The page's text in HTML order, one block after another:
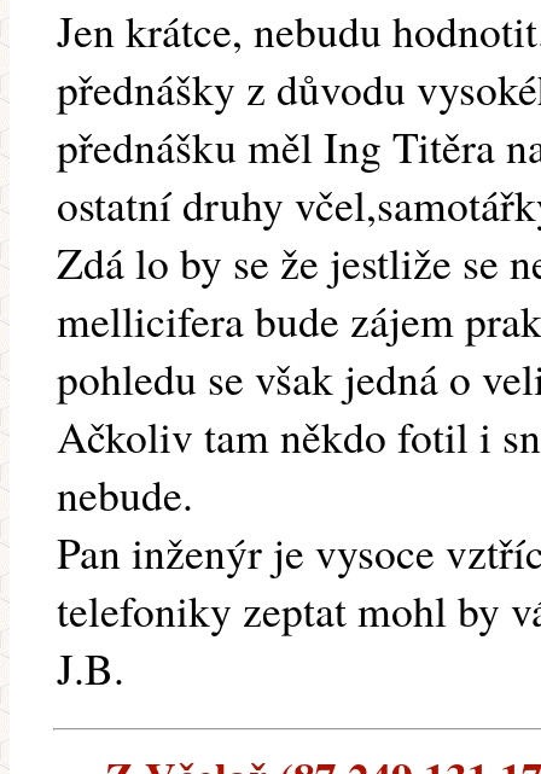
Jen krátce, nebudu
přednášky z důvodu
přednášku měl Ing Titěra
ostatní druhy
Zdá lo by se že jestliže se
mellicifera bude zájem
pohledu se však jedná o
Ačkoliv tam někdo fotil i
nebude.
Pan inženýr je vysoce
telefoniky zeptat mohl by
J.B.